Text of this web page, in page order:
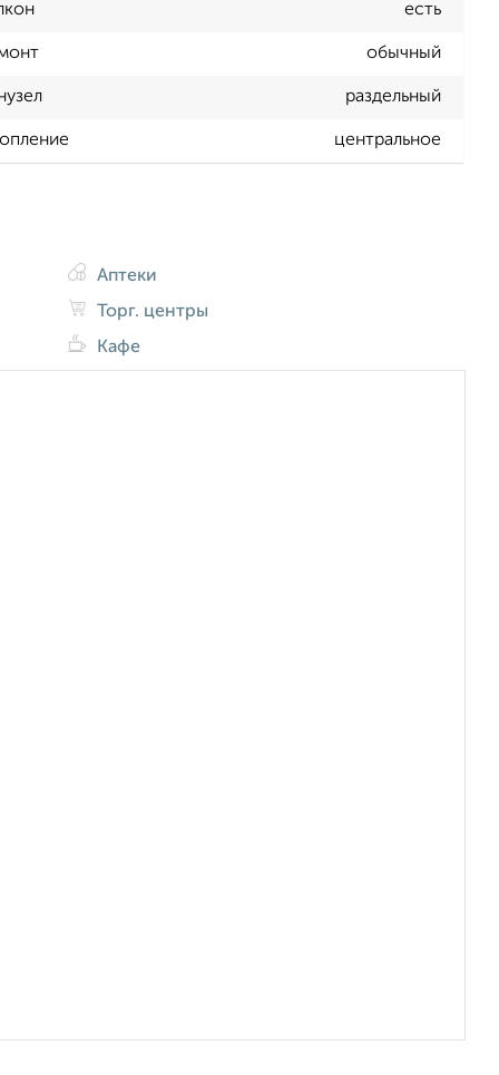
есть
обычный
раздельный
центральное
Аптеки
Торг. центры
Кафе